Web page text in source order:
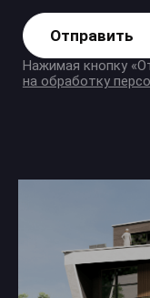
Застройщик
аккредитован
ИП Садиги Садыг Абульфаз
ИНН 501909729981